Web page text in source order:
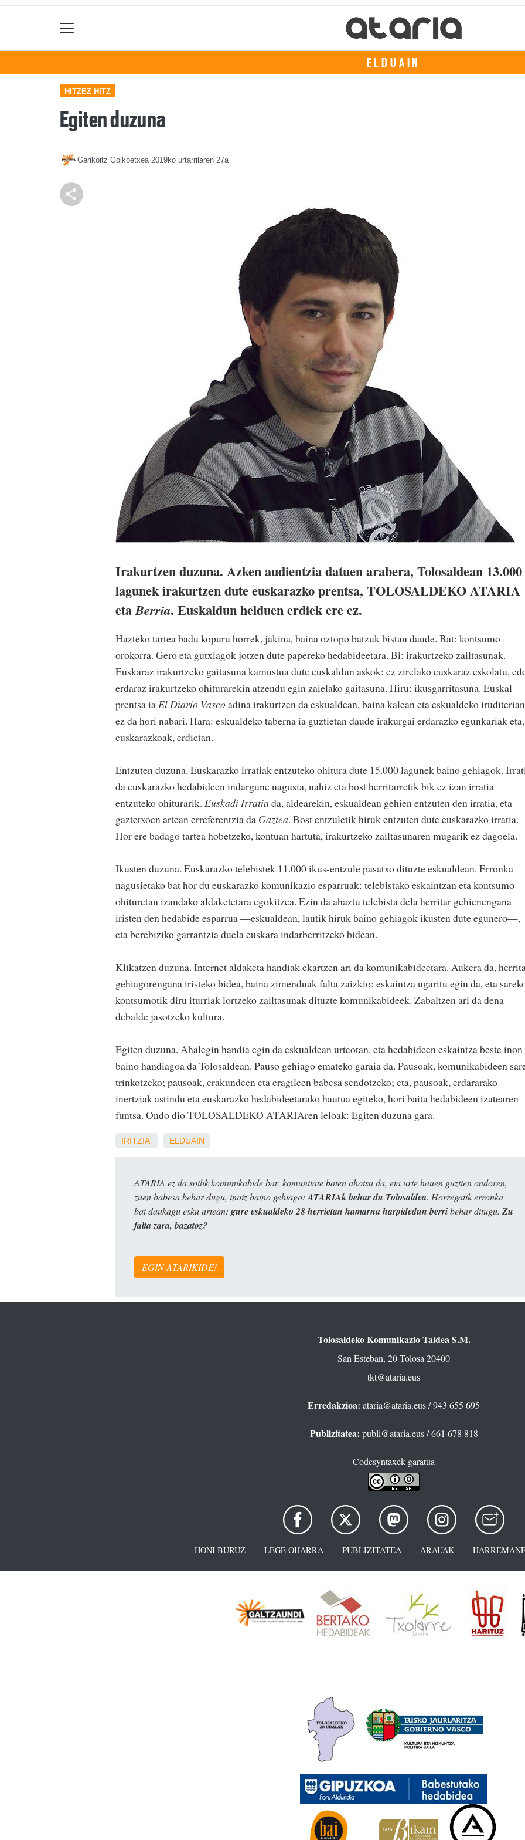
ELDUAIN
HITZEZ HITZ
Egiten duzuna
Garikoitz Goikoetxea 2019ko urtarrilaren 27a
Irakurtzen duzuna. Azken audientzia datuen arabera, Tolosaldean 13.000
lagunek irakurtzen dute euskarazko prentsa, TOLOSALDEKO ATARIA
etaBerria. Euskaldun helduen erdiek ere ez.
Hazteko tartea badu kopuru horrek, jakina, baina oztopo batzuk bistan daude. Bat: kontsumo
orokorra. Gero eta gutxiagok jotzen dute papereko hedabideetara. Bi: irakurtzeko zailtasunak.
Euskaraz irakurtzeko gaitasuna kamustua dute euskaldun askok: ez zirelako euskaraz eskolatu,
erdaraz irakurtzeko ohiturarekin atzendu egin zaielako gaitasuna. Hiru: ikusgarritasuna. Euskal
prentsa iaEl Diario Vascoadina irakurtzen da eskualdean, baina kalean eta eskualdeko iruditerian
ez da hori nabari. Hara: eskualdeko taberna ia guztietan daude irakurgai erdarazko egunkariak eta,
euskarazkoak, erdietan.
Entzuten duzuna. Euskarazko irratiak entzuteko ohitura dute 15.000 lagunek baino gehiagok.
da euskarazko hedabideen indargune nagusia, nahiz eta bost herritarretik bik ez izan irratia
entzuteko ohiturarik. Euskadi Irratia da, aldearekin, eskualdean gehien entzuten den irratia, eta
gaztetxoen artean erreferentzia da Gaztea. Bost entzuletik hiruk entzuten dute euskarazko irratia.
Hor ere badago tartea hobetzeko, kontuan hartuta, irakurtzeko zailtasunaren mugarik ez dagoela.
Ikusten duzuna. Euskarazko telebistek 11.000 ikus-entzule pasatxo dituzte eskualdean. Erronka
nagusietako bat hor du euskarazko komunikazio esparruak: telebistako eskaintzan eta kontsumo
ohituretan izandako aldaketetara egokitzea. Ezin da ahaztu telebista dela herritar gehienengana
iristen den hedabide esparrua —eskualdean, lautik hiruk baino gehiagok ikusten dute egunero—,
eta berebiziko garrantzia duela euskara indarberritzeko bidean.
Klikatzen duzuna. Internet aldaketa handiak ekartzen ari da komunikabideetara. Aukera da,
gehiagorengana iristeko bidea, baina zimenduak falta zaizkio: eskaintza ugaritu egin da, eta
kontsumotik diru iturriak lortzeko zailtasunak dituzte komunikabideek. Zabaltzen ari da dena
debalde jasotzeko kultura.
Egiten duzuna. Ahalegin handia egin da eskualdean urteotan, eta hedabideen eskaintza beste inon
baino handiagoa da Tolosaldean. Pauso gehiago emateko garaia da. Pausoak, komunikabideen
trinkotzeko; pausoak, erakundeen eta eragileen babesa sendotzeko; eta, pausoak, erdararako
inertziak astindu eta euskarazko hedabideetarako hautua egiteko, hori baita hedabideen izatearen
funtsa. Ondo dio TOLOSALDEKO ATARIAren leloak: Egiten duzuna gara.
IRITZIA ELDUAIN
ATARIA ez da soilik komunikabide bat: komunitate baten ahotsa da, eta urte hauen guztien ondoren,
zuen babesa behar dugu, inoiz baino gehiago: ATARIAk behar du Tolosaldea. Horregatik erronka
bat daukagu esku artean: gure eskualdeko 28 herrietan hamarna harpidedun berribehar ditugu. Zu
falta zara, bazatoz?
EGIN ATARIKIDE!
Tolosaldeko Komunikazio Taldea S.M.
San Esteban, 20 Tolosa 20400
tkt@ataria.eus
Erredakzioa: ataria@ataria.eus/ 943 655 695
Publizitatea: publi@ataria.eus/ 661 678 818
Codesyntaxek garatua
HONI BURUZ LEGE OHARRA PUBLIZITATEA ARAUAK